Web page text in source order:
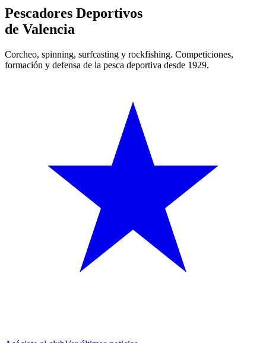
Pescadores Deportivos
de Valencia
Corcheo, spinning, surfcasting y rockfishing. Competiciones,
formación y defensa de la pesca deportiva desde 1929.